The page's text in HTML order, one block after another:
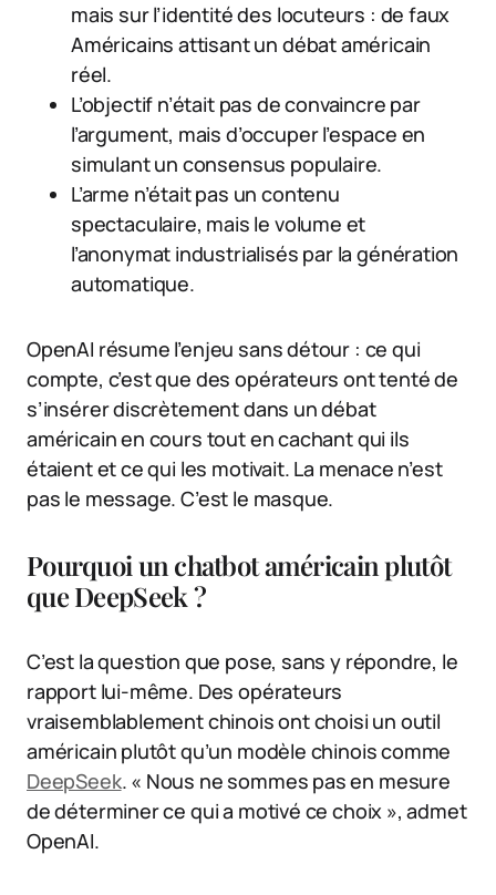
mais sur l’identité des locuteurs : de faux
Américains attisant un débat américain
réel.
L’objectif n’était pas de convaincre par
l’argument, mais d’occuper l’espace en
simulant un consensus populaire.
L’arme n’était pas un contenu
spectaculaire, mais le volume et
l’anonymat industrialisés par la génération
automatique.
OpenAI résume l’enjeu sans détour : ce qui
compte, c’est que des opérateurs ont tenté de
s’insérer discrètement dans un débat
américain en cours tout en cachant qui ils
étaient et ce qui les motivait. La menace n’est
pas le message. C’est le masque.
Pourquoi un chatbot américain plutôt
que DeepSeek ?
C’est la question que pose, sans y répondre, le
rapport lui-même. Des opérateurs
vraisemblablement chinois ont choisi un outil
américain plutôt qu’un modèle chinois comme
DeepSeek. « Nous ne sommes pas en mesure
de déterminer ce qui a motivé ce choix », admet
OpenAI.